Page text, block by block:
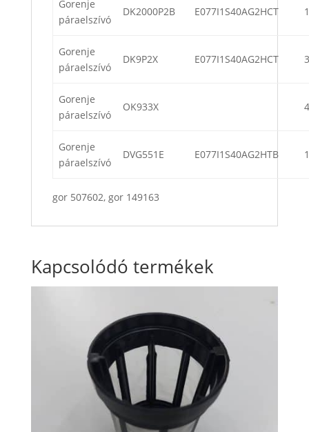
Gorenje
páraelszívó
DK2000P2B E077I1S40AG2HCT
Gorenje
páraelszívó
DK9P2X E077I1S40AG2HCT
Gorenje
páraelszívó
OK933X
Gorenje
páraelszívó
DVG551E E077I1S40AG2HTB
gor 507602, gor 149163
Kapcsolódó termékek